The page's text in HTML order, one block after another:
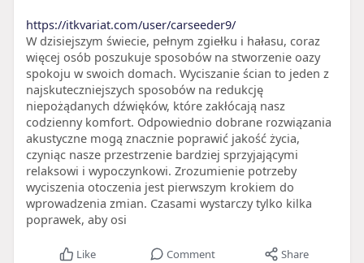
https://itkvariat.com/user/carseeder9/
W dzisiejszym świecie, pełnym zgiełku i hałasu, coraz
więcej osób poszukuje sposobów na stworzenie oazy
spokoju w swoich domach. Wyciszanie ścian to jeden z
najskuteczniejszych sposobów na redukcję
niepożądanych dźwięków, które zakłócają nasz
codzienny komfort. Odpowiednio dobrane rozwiązania
akustyczne mogą znacznie poprawić jakość życia,
czyniąc nasze przestrzenie bardziej sprzyjającymi
relaksowi i wypoczynkowi. Zrozumienie potrzeby
wyciszenia otoczenia jest pierwszym krokiem do
wprowadzenia zmian. Czasami wystarczy tylko kilka
poprawek, aby osi
Like Comment Share